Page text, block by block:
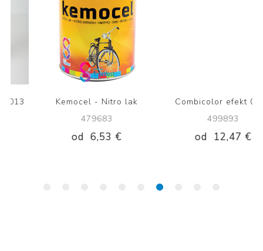
Kemocel - Nitro lak
479683
6,53 €
Combicolor efekt 0,75l
499893
12,47 €